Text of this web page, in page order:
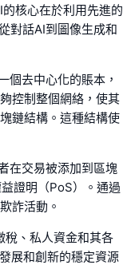
核心在於利用先進的
對話AI到圖像生成和
個去中心化的賬本，
控制整個網絡，使其
鏈結構。這種結構使
在交易被添加到區塊
證明（PoS）。通過
詐活動。
稅、私人資金和其各
展和創新的穩定資源